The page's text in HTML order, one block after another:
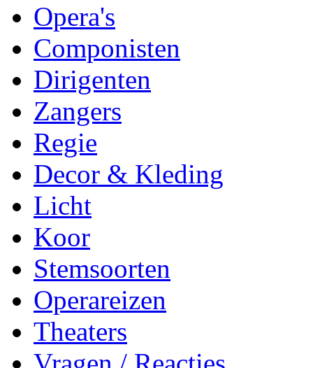
Opera's
Componisten
Dirigenten
Zangers
Regie
Decor & Kleding
Licht
Koor
Stemsoorten
Operareizen
Theaters